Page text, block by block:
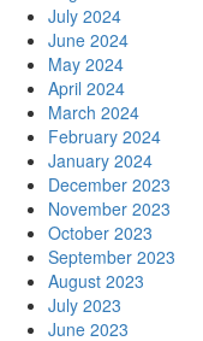
July 2024
June 2024
May 2024
April 2024
March 2024
February 2024
January 2024
December 2023
November 2023
October 2023
September 2023
August 2023
July 2023
June 2023